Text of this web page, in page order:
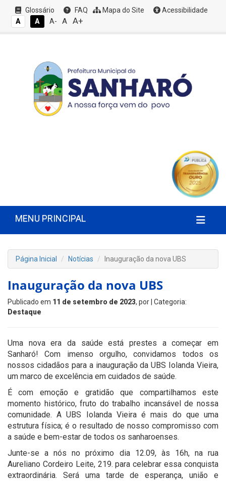
Glossário FAQ Mapa do Site
Acessibilidade
A
A A- A A+
MENU PRINCIPAL
Página Inicial Notícias Inauguração da nova UBS
Inauguração da nova UBS
Publicado em 11 de setembro de 2023, por | Categoria:
Destaque
Uma nova era da saúde está prestes a começar em
Sanharó! Com imenso orgulho, convidamos todos os
nossos cidadãos para a inauguração da UBS Iolanda Vieira,
um marco de excelência em cuidados de saúde.
É com emoção e gratidão que compartilhamos este
momento histórico, fruto do trabalho incansável de nossa
comunidade. A UBS Iolanda Vieira é mais do que uma
estrutura física; é o resultado de nosso compromisso com
a saúde e bem-estar de todos os sanharoenses.
Junte-se a nós no próximo dia 12.09, às 16h, na rua
Aureliano Cordeiro Leite, 219. para celebrar essa conquista
extraordinária. Será uma tarde de esperança, união e